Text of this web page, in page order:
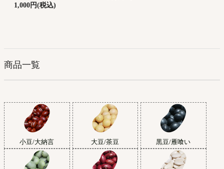
1,000円(税込)
商品一覧
小豆/大納言 大豆/茶豆 黒豆/雁喰い